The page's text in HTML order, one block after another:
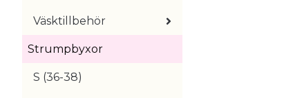
Väsktillbehör
Strumpbyxor
S (36-38)